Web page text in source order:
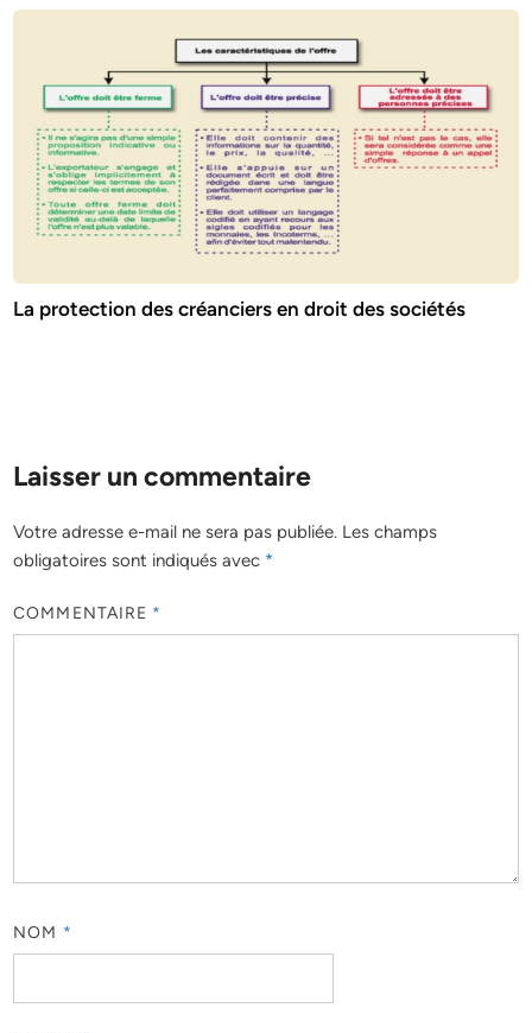
La protection des créanciers en droit des sociétés
Laisser un commentaire
Votre adresse e-mail ne sera pas publiée. Les champs
obligatoires sont indiqués avec *
COMMENTAIRE *
NOM *